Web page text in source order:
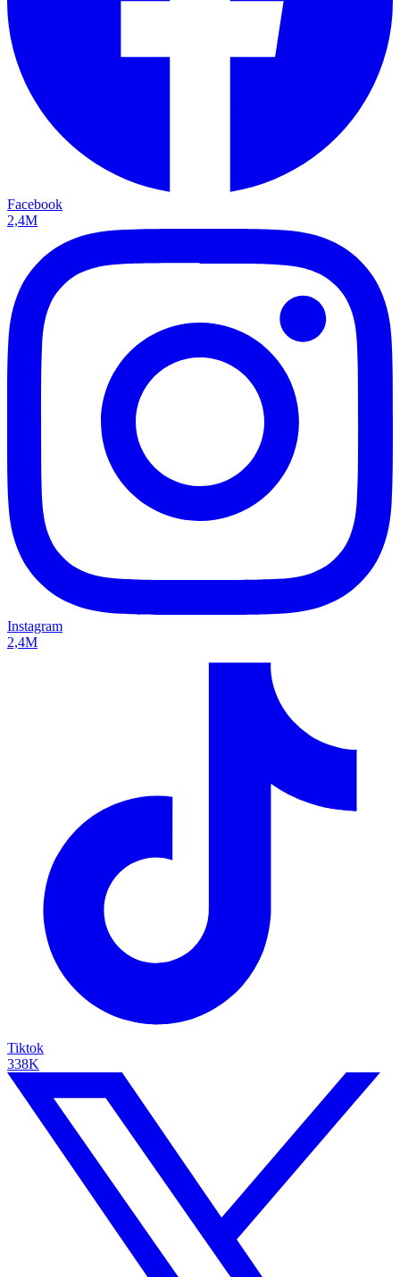
Facebook
2,4M
Instagram
2,4M
Tiktok
338K